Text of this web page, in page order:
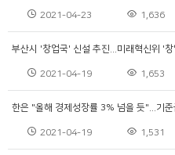
2021-04-23 1,636
부산시 '창업국' 신설 추진...미래혁신위 '
2021-04-19 1,653
한은 "올해 경제성장률 3% 넘을 듯"...기
2021-04-19 1,531